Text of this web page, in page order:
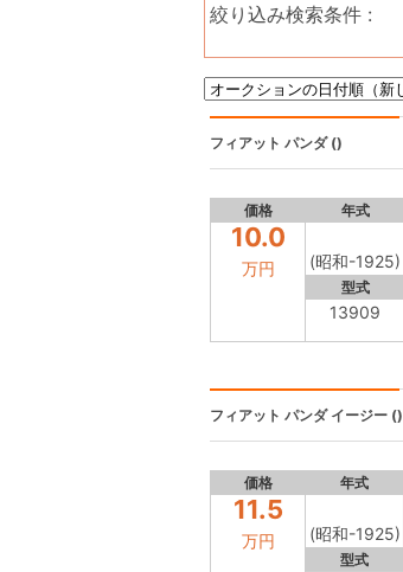
絞り込み検索条件 :
フィアット パンダ()
価格 年式
10.0
万円 (昭和-1925)
型式
13909
フィアット パンダイージー ()
価格 年式
11.5
万円 (昭和-1925)
型式